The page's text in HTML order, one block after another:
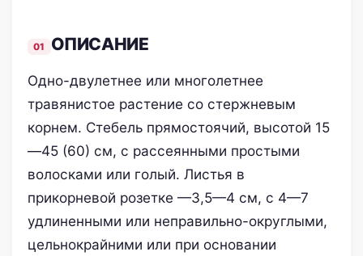
ОПИСАНИЕ
Одно-двулетнее или многолетнее
травянистое растение со стержневым
корнем. Стебель прямостоячий, высотой 15
—45 (60) см, с рассеянными простыми
волосками или голый. Листья в
прикорневой розетке —3,5—4 см, с 4—7
удлиненными или неправильно-округлыми,
цельнокрайними или при основании